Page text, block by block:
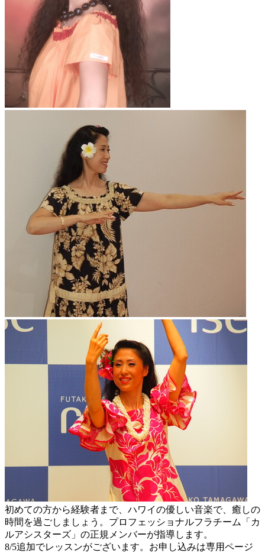
初めての方から経験者まで、ハワイの優しい音楽で、癒しの
時間を過ごしましょう。プロフェッショナルフラチーム「カ
ルアシスターズ」の正規メンバーが指導します。
8/5追加でレッスンがございます。お申し込みは専用ページ